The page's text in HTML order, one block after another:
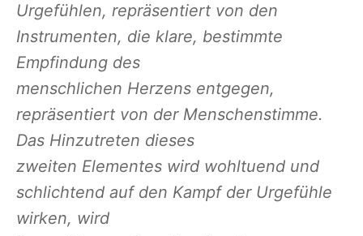
Urgefühlen, repräsentiert von den
Instrumenten, die klare, bestimmte
Empfindung des
menschlichen Herzens entgegen,
repräsentiert von der Menschenstimme.
Das Hinzutreten dieses
zweiten Elementes wird wohltuend und
schlichtend auf den Kampf der Urgefühle
wirken, wird